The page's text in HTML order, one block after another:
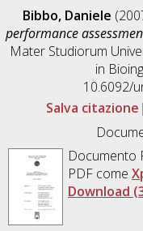
Bibbo, Daniele
performance
Mater Studiorum
in
10.6092/
Salva citazione
Documento
PDF come
Download